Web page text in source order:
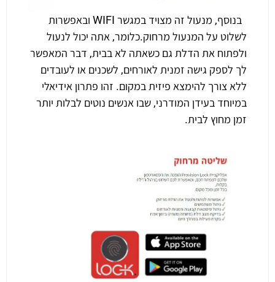
בנוסף, מנעול זה מצויד במגשר WIFI ובאפשרות
לשלוט על המנעול מרחוק.כלומר, אתה יכול לנעול
ולפתוח את הדלת גם כשאתה לא בבית, דבר המאפשר
לך לספק גישה זמנית לאורחים, לשכנים או לעובדים
ללא צורך להימצא פיזית במקום. זהו פתרון אידיאלי
במיוחד בעידן המודרני, שבו אנשים נוטים לבלות יותר
זמן מחוץ לבית.